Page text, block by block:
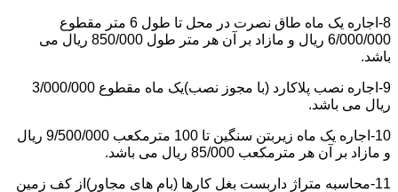
8-اجاره یک ماه طاق نصرت در محل تا طول 6 متر مقطوع
6/000/000 ریال و مازاد بر آن هر متر طول 850/000 ریال می
باشد.
9-اجاره نصب پلاکارد (با مجوز نصب)یک ماه مقطوع 3/000/000
ریال می باشد.
10-اجاره یک ماه زیربتن سنگین تا 100 مترمکعب 9/500/000 ریال
و مازاد بر آن هر مترمکعب 85/000 ریال می باشد.
11-محاسبه متراژ داربست بغل کارها (بام های مجاور)از کف زمین